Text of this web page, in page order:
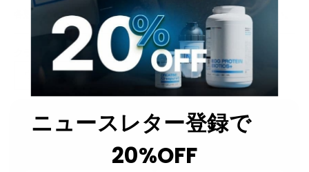
各競技カテゴリーの詳細については、こちら をご確認ください。
ウェルネス - オープン
選手情報
ニュースレター登録で
20%OFF